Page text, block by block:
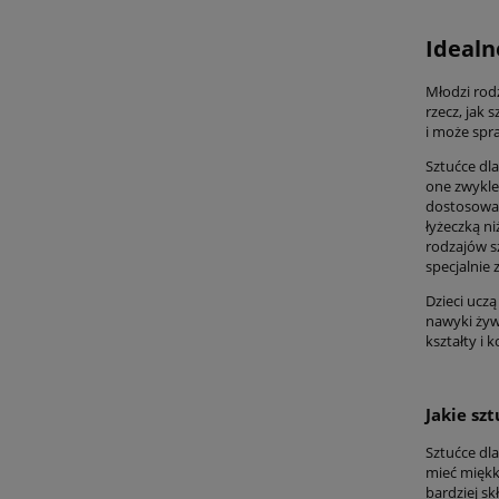
Młodzi
rzecz, jak
i może
Sztućce
one
łyżeczką
rodzajów
specjalnie
Dzieci
nawyki
kształty i
Jakie
Sztućce
mieć
bardziej